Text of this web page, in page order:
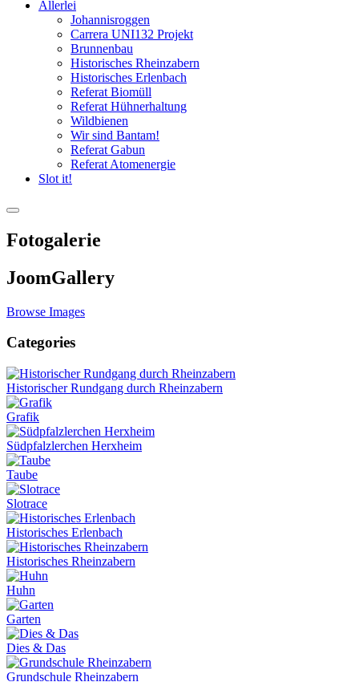
Allerlei
Johannisroggen
Carrera UNI132 Projekt
Brunnenbau
Historisches Rheinzabern
Historisches Erlenbach
Referat Biomüll
Referat Hühnerhaltung
Wildbienen
Wir sind Bantam!
Referat Gabun
Referat Atomenergie
Slot it!
Fotogalerie
JoomGallery
Browse Images
Categories
Historischer Rundgang durch Rheinzabern
Grafik
Südpfalzlerchen Herxheim
Taube
Slotrace
Historisches Erlenbach
Historisches Rheinzabern
Huhn
Garten
Dies & Das
Grundschule Rheinzabern